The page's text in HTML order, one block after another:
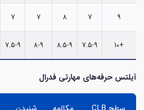
9
7
8
7
7
+10
7.5-9
8.5-9
8-9
7.5-9
آیلتس حرفه‌های مهارتی فدرال